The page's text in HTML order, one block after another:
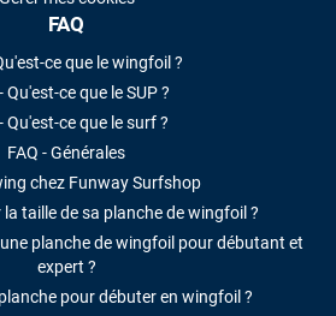
FAQ
ce que le wingfoil ?
Qu'est-ce que le SUP ?
Qu'est-ce que le surf ?
FAQ - Générales
chez Funway Surfshop
taille de sa planche de wingfoil ?
planche de wingfoil pour débutant et
expert ?
pour débuter en wingfoil ?